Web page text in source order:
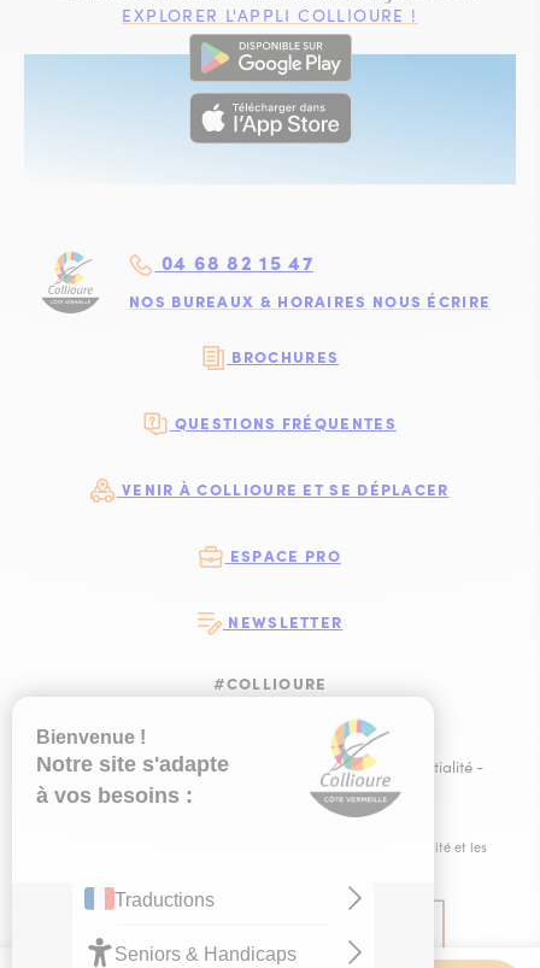
EXPLORER L'APPLI COLLIOURE !
04 68 82 15 47
NOS BUREAUX & HORAIRES NOUS ÉCRIRE
BROCHURES
QUESTIONS FRÉQUENTES
VENIR À COLLIOURE ET SE DÉPLACER
ESPACE PRO
NEWSLETTER
#COLLIOURE
SUIVEZ-NOUS
SUIVEZ-NOUS
SUIVEZ-
SUIVEZ-
Plan du site -Mentions légales Politique de confidentialité -
Ce site est éco-conçu !
Éditer mes cookies
IRIS Interactive
règles de confidentialitéet les